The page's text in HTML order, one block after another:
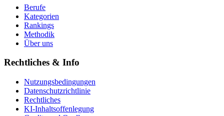
Berufe
Kategorien
Rankings
Methodik
Über uns
Rechtliches & Info
Nutzungsbedingungen
Datenschutzrichtlinie
Rechtliches
KI-Inhaltsoffenlegung